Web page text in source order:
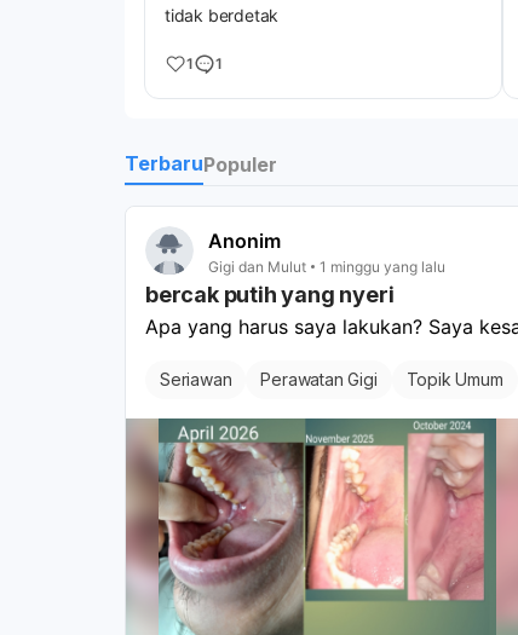
tidak berdetak
1 1
TerbaruPopuler
Anonim
Gigi dan Mulut 1 minggu yang lalu
bercak putih yang nyeri
Apa yang harus saya lakukan? Saya
Seriawan Perawatan Gigi Topik Umum